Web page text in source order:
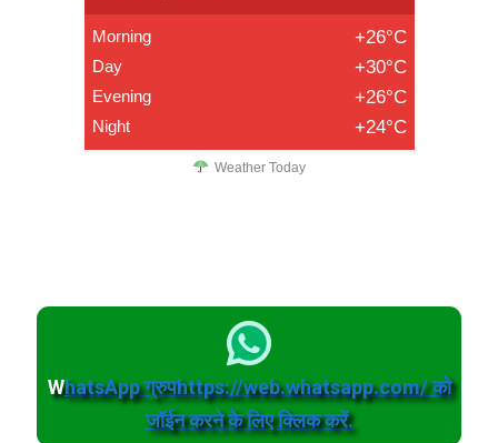
Morning +26°C
Day +30°C
Evening +26°C
Night +24°C
Weather Today
WhatsApp ग्रुपhttps://web.whatsapp.com/ को
जॉईन करने के लिए क्लिक करें.